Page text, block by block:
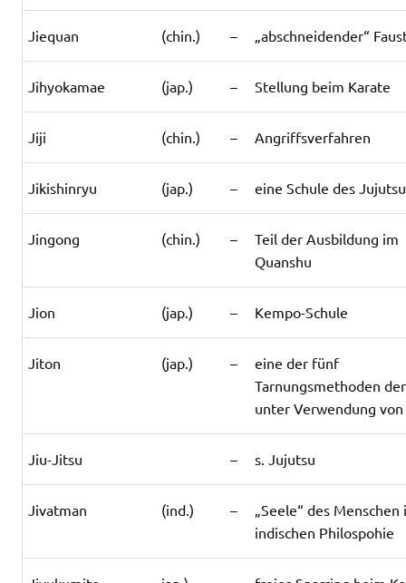
Jiequan (chin.) – „abschneidender“
Jihyokamae (jap.) – Stellung beim Karate
Jiji (chin.) – Angriffsverfahren
Jikishinryu (jap.) – eine Schule des Jujutsu
Jingong (chin.) –
Teil der Ausbildung im
Quanshu
Jion (jap.) – Kempo-Schule
Jiton (jap.) –
eine der fünf
Tarnungsmethoden
unter Verwendung von
Jiu-Jitsu – s. Jujutsu
Jivatman (ind.) –
„Seele“ des
indischen Philospohie